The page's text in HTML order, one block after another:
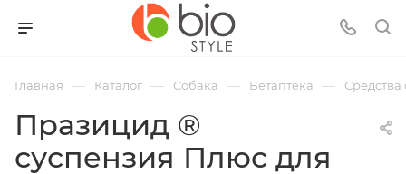
Главная — Каталог — Собака — Ветаптека — Средства
Празицид ®
суспензия Плюс для